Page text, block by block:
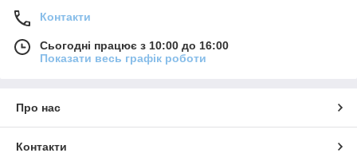
Контакти
Сьогодні працює з 10:00 до 16:00
Показати весь графік роботи
Про нас
Контакти